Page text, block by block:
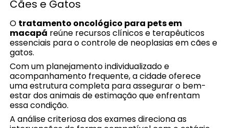
Cães e Gatos
O tratamento oncológico para pets em
macapá reúne recursos clínicos e terapêuticos
essenciais para o controle de neoplasias em cães e
gatos.
Com um planejamento individualizado e
acompanhamento frequente, a cidade oferece
uma estrutura completa para assegurar o bem-
estar dos animais de estimação que enfrentam
essa condição.
A análise criteriosa dos exames direciona as